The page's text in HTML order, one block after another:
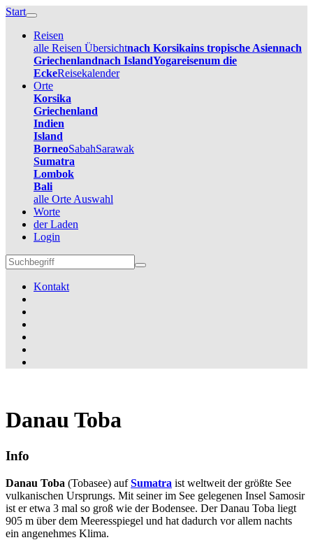
Start
Reisen
alle Reisen Übersichtnach Korsikains tropische Asiennach
Griechenlandnach IslandYogareisenum die
EckeReisekalender
Orte
Korsika
Griechenland
Indien
Island
BorneoSabahSarawak
Sumatra
Lombok
Bali
alle Orte Auswahl
Worte
der Laden
Login
Kontakt
Danau Toba
Info
Danau Toba (Tobasee) aufSumatra ist weltweit der größte See
vulkanischen Ursprungs. Mit seiner im See gelegenen Insel Samosir
ist er etwa 3 mal so groß wie der Bodensee. Der Danau Toba liegt
905 m über dem Meeresspiegel und hat dadurch vor allem nachts
ein angenehmes Klima.